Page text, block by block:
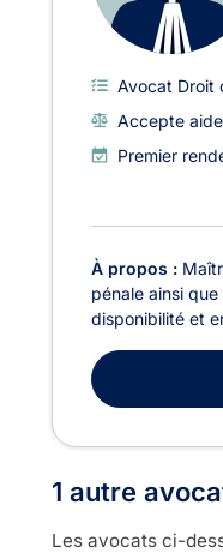
Avocat Droit
Accepte
Premier
À propos :
pénale ainsi
disponibilité et
1 autre
Les avocats ci-